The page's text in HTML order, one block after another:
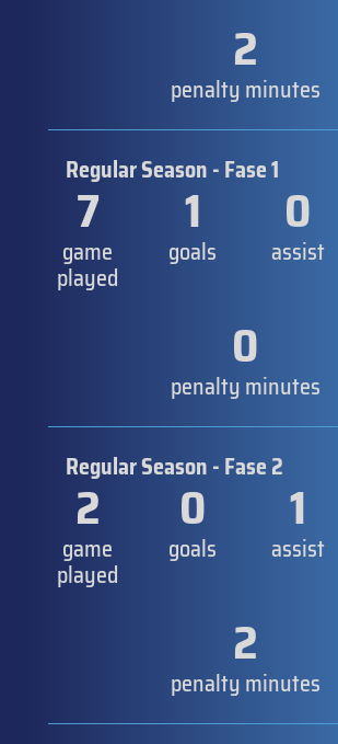
2
penalty minutes
Regular Season - Fase 1
7
game
played
1
goals
0
assist
0
penalty minutes
Regular Season - Fase 2
2
game
played
0
goals
1
assist
2
penalty minutes